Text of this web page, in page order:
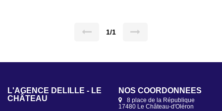
1/1
L'AGENCE DELÎLLE - LE
CHÂTEAU
NOS COORDONNÉES
8 place de la République
17480 Le Château-d'Oléron
2 Canton de l'Ormeau
17650 Saint-Denis-d'Oléron